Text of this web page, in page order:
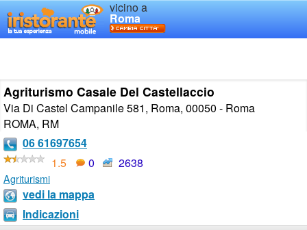
vicino a
Roma
Agriturismo Casale Del Castellaccio
Via Di Castel Campanile 581, Roma, 00050 - Roma
ROMA, RM
06 61697654
1.5
0 2638
Agriturismi
vedi la mappa
Indicazioni